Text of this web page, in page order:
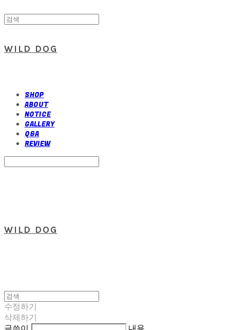
WILD DOG
SHOP
ABOUT
NOTICE
GALLERY
Q&A
REVIEW
WILD DOG
수정하기
삭제하기